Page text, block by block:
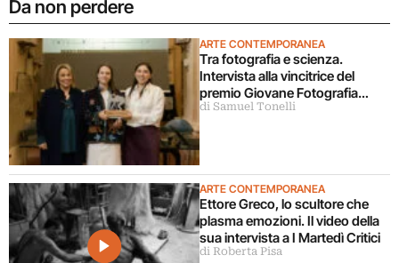
Da non perdere
ARTE CONTEMPORANEA
Tra fotografia e scienza.
Intervista alla vincitrice del
premio Giovane Fotografia
Italiana 2026
di Samuel Tonelli
ARTE CONTEMPORANEA
Ettore Greco, lo scultore che
plasma emozioni. Il video della
sua intervista a I Martedì Critici
di Roberta Pisa